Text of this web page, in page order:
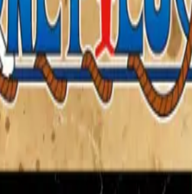
況を示すものではございません。